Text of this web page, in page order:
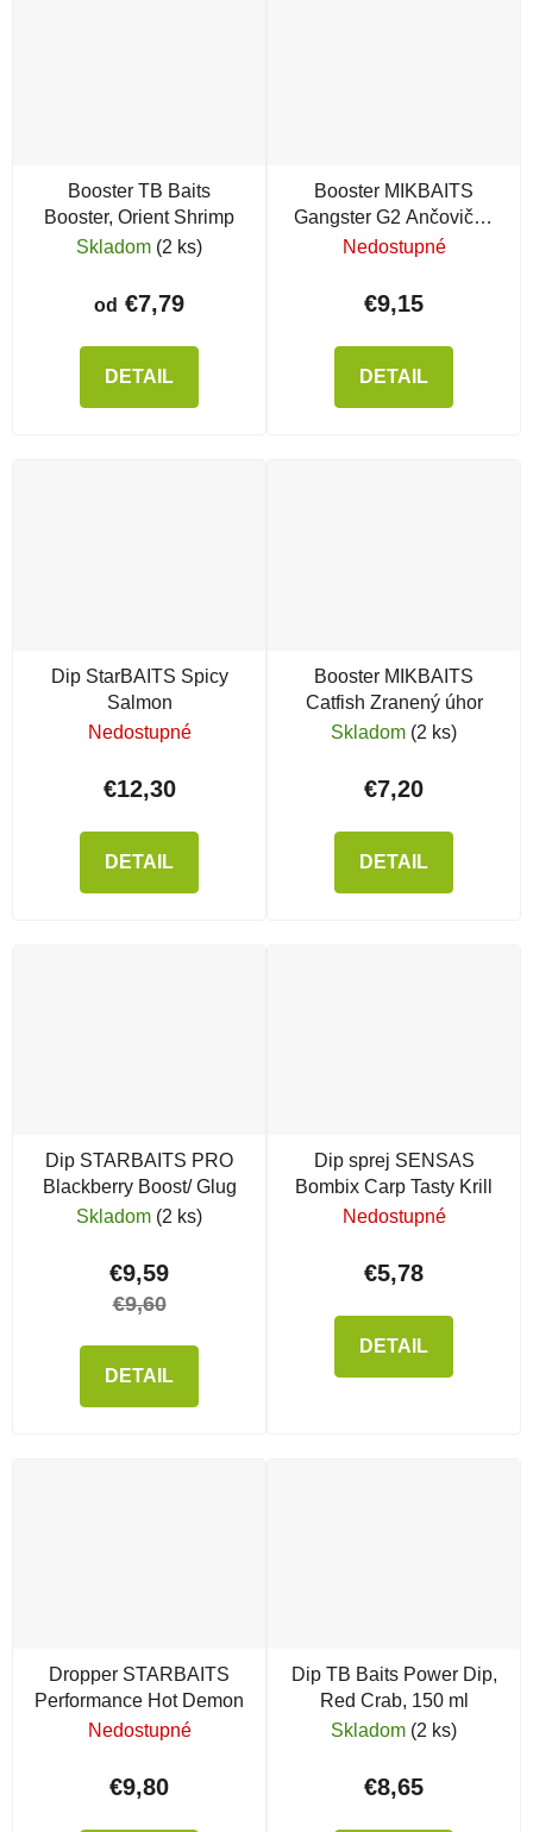
Booster TB Baits
Booster, Orient Shrimp
Skladom (2 ks)
od €7,79
DETAIL
Booster MIKBAITS
Gangster G2 Ančovička
& Krab & Asa
Nedostupné
€9,15
DETAIL
Dip StarBAITS Spicy
Salmon
Nedostupné
€12,30
DETAIL
Booster MIKBAITS
Catfish Zranený úhor
Skladom (2 ks)
€7,20
DETAIL
Dip STARBAITS PRO
Blackberry Boost/ Glug
Skladom (2 ks)
€9,59
€9,60
DETAIL
Dip sprej SENSAS
Bombix Carp Tasty Krill
Nedostupné
€5,78
DETAIL
Dropper STARBAITS
Performance Hot Demon
Nedostupné
€9,80
Dip TB Baits Power Dip,
Red Crab, 150 ml
Skladom (2 ks)
€8,65